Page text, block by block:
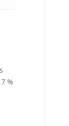
%